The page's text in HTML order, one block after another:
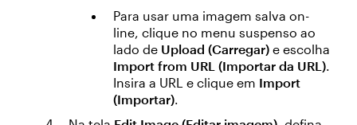
Para usar uma imagem salva on-
line, clique no menu suspenso ao
lado de Upload (Carregar) e escolha
Import from URL (Importar da URL).
Insira a URL e clique em Import
(Importar).